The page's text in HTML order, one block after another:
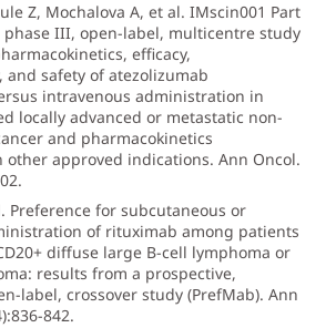
Z, Mochalova A, et al. IMscin001 Part
phase III, open-label, multicentre study
efficacy,
and safety of atezolizumab
intravenous administration in
locally advanced or metastatic non-
and pharmacokinetics
other approved indications. Ann Oncol.
Preference for subcutaneous or
of rituximab among patients
diffuse large B-cell lymphoma or
results from a prospective,
label, crossover study (PrefMab). Ann
842.